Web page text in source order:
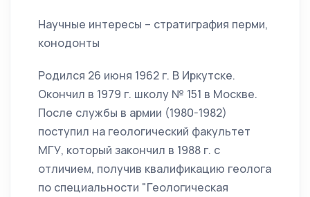
Научные интересы – стратиграфия перми,
конодонты
Родился 26 июня 1962 г. В Иркутске.
Окончил в 1979 г. школу № 151 в Москве.
После службы в армии (1980-1982)
поступил на геологический факультет
МГУ, который закончил в 1988 г. с
отличием, получив квалификацию геолога
по специальности "Геологическая